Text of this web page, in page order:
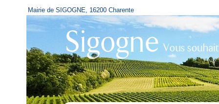
Mairie de SIGOGNE, 16200 Charente